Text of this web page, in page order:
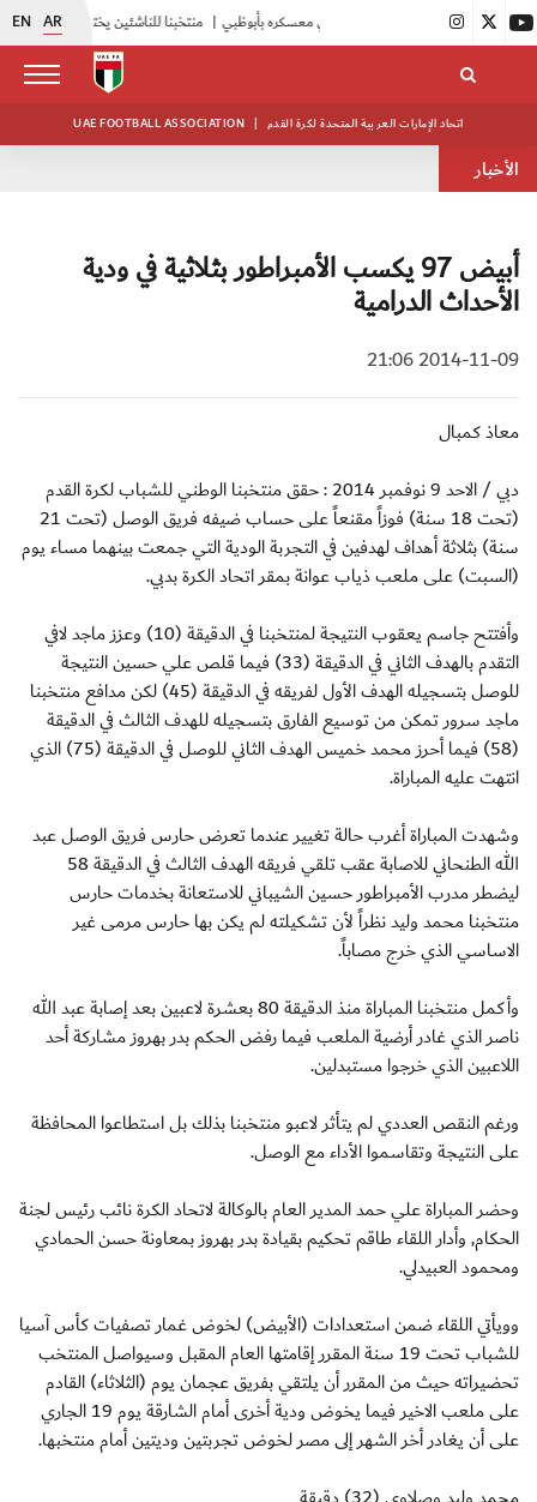
EN AR منتخبنا للناشئين يختتم معسكره الخارجي في صربيا | |
UAE FOOTBALL ASSOCIATION | اتحاد الإمارات العربية المتحدة لكرة القدم
الأخبار
أبيض 97 يكسب الأمبراطور بثلاثية في ودية
الأحداث الدرامية
2014-11-09 21:06
معاذ كمبال
دبي / الاحد 9 نوفمبر 2014 : حقق منتخبنا الوطني للشباب لكرة القدم
(تحت 18 سنة) فوزاً مقنعاً على حساب ضيفه فريق الوصل (تحت 21
سنة) بثلاثة أهداف لهدفين في التجربة الودية التي جمعت بينهما مساء يوم
(السبت) على ملعب ذياب عوانة بمقر اتحاد الكرة بدبي.
وأفتتح جاسم يعقوب النتيجة لمنتخبنا في الدقيقة (10) وعزز ماجد لافي
التقدم بالهدف الثاني في الدقيقة (33) فيما قلص علي حسين النتيجة
للوصل بتسجيله الهدف الأول لفريقه في الدقيقة (45) لكن مدافع منتخبنا
ماجد سرور تمكن من توسيع الفارق بتسجيله للهدف الثالث في الدقيقة
(58) فيما أحرز محمد خميس الهدف الثاني للوصل في الدقيقة (75) الذي
انتهت عليه المباراة.
وشهدت المباراة أغرب حالة تغيير عندما تعرض حارس فريق الوصل عبد
الله الطنحاني للاصابة عقب تلقي فريقه الهدف الثالث في الدقيقة 58
ليضطر مدرب الأمبراطور حسين الشيباني للاستعانة بخدمات حارس
منتخبنا محمد وليد نظراً لأن تشكيلته لم يكن بها حارس مرمى غير
الاساسي الذي خرج مصاباً.
وأكمل منتخبنا المباراة منذ الدقيقة 80 بعشرة لاعبين بعد إصابة عبد الله
ناصر الذي غادر أرضية الملعب فيما رفض الحكم بدر بهروز مشاركة أحد
اللاعبين الذي خرجوا مستبدلين.
ورغم النقص العددي لم يتأثر لاعبو منتخبنا بذلك بل استطاعوا المحافظة
على النتيجة وتقاسموا الأداء مع الوصل.
وحضر المباراة علي حمد المدير العام بالوكالة لاتحاد الكرة نائب رئيس لجنة
الحكام, وأدار اللقاء طاقم تحكيم بقيادة بدر بهروز بمعاونة حسن الحمادي
ومحمود العبيدلي.
وويأتي اللقاء ضمن استعدادات (الأبيض) لخوض غمار تصفيات كأس آسيا
للشباب تحت 19 سنة المقرر إقامتها العام المقبل وسيواصل المنتخب
تحضيراته حيث من المقرر أن يلتقي بفريق عجمان يوم (الثلاثاء) القادم
على ملعب الاخير فيما يخوض ودية أخرى أمام الشارقة يوم 19 الجاري
على أن يغادر أخر الشهر إلى مصر لخوض تجربتين وديتين أمام منتخبها.